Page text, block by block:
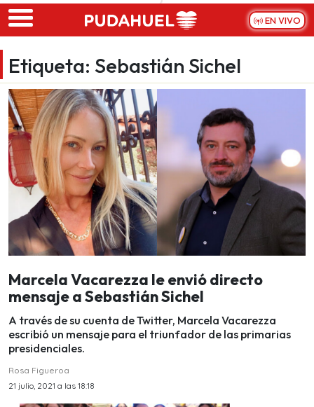
Skip to main content
EN VIVO
Etiqueta: Sebastián Sichel
Marcela Vacarezza le envió directo
mensaje a Sebastián Sichel
A través de su cuenta de Twitter, Marcela Vacarezza
escribió un mensaje para el triunfador de las primarias
presidenciales.
Rosa Figueroa
21 julio, 2021 a las 18:18